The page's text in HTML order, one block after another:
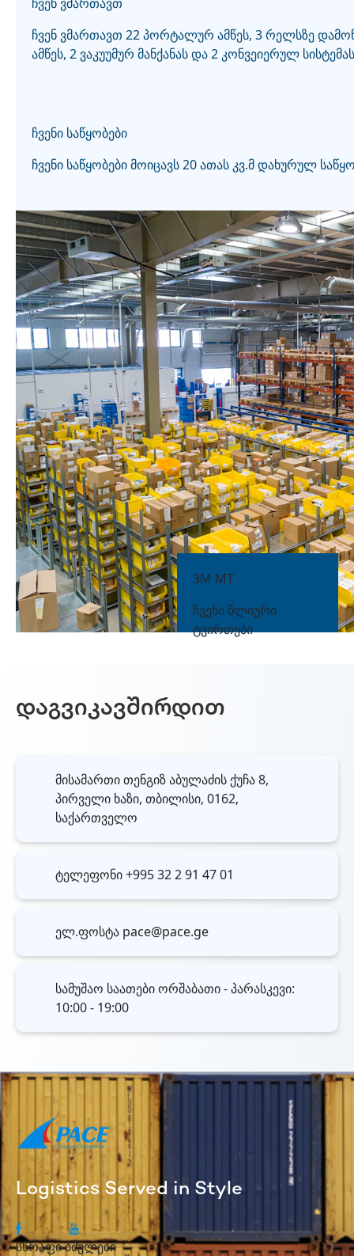
ჩვენ ვმართავთ 22 პორტალურ ამწეს, 3 რელსზე
ამწეს, 2 ვაკუუმურ მანქანას და 2 კონვეიერულ
ჩვენი საწყობები
ჩვენი საწყობები მოიცავს 20 ათას კვ.მ დახურულ
3M MT
ᲩᲕᲔᲜᲘ ᲬᲚᲘᲣᲠᲘ
ᲢᲕᲘᲠᲗᲔᲑᲘ
დაგვიკავშირდით
მისამართითენგიზ აბულაძის ქუჩა 8,
პირველი ხაზი, თბილისი, 0162,
საქართველო
ტელეფონი+995 32 2 91 47 01
ელ.ფოსტა pace@pace.ge
სამუშაო საათებიორშაბათი - პარასკევი:
10:00 - 19:00
Logistics Served in Style
სწრაფი ბმულები